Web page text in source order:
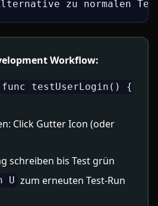
zu normalen
Workflow:
func testUserLogin() {
Click Gutter Icon (oder
schreiben bis Test grün
U zum erneuten Test-Run